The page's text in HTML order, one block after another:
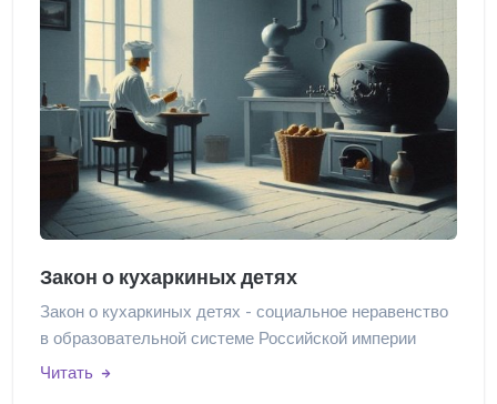
Закон о кухаркиных детях
Закон о кухаркиных детях - социальное неравенство
в образовательной системе Российской империи
Читать